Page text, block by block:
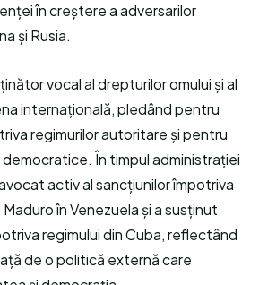
în creștere a adversarilor
și Rusia.
vocal al drepturilor omului și al
internațională, pledând pentru
regimurilor autoritare și pentru
democratice. În timpul administrației
activ al sancțiunilor împotriva
în Venezuela și a susținut
regimului din Cuba, reflectând
de o politică externă care